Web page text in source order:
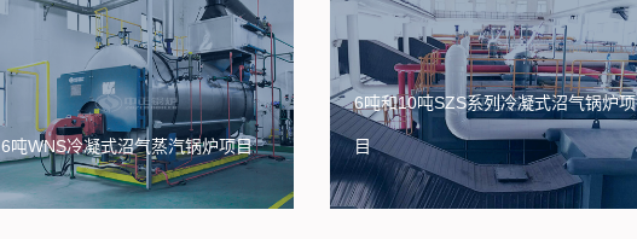
6吨WNS冷凝式沼气蒸汽锅炉项目
6吨和10吨SZS系列冷凝式沼气锅炉项
目